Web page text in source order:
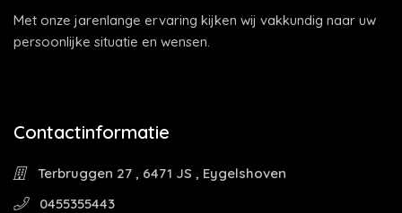
Met onze jarenlange ervaring kijken wij vakkundig naar uw
persoonlijke situatie en wensen.
Contactinformatie
Terbruggen 27 , 6471 JS , Eygelshoven
0455355443